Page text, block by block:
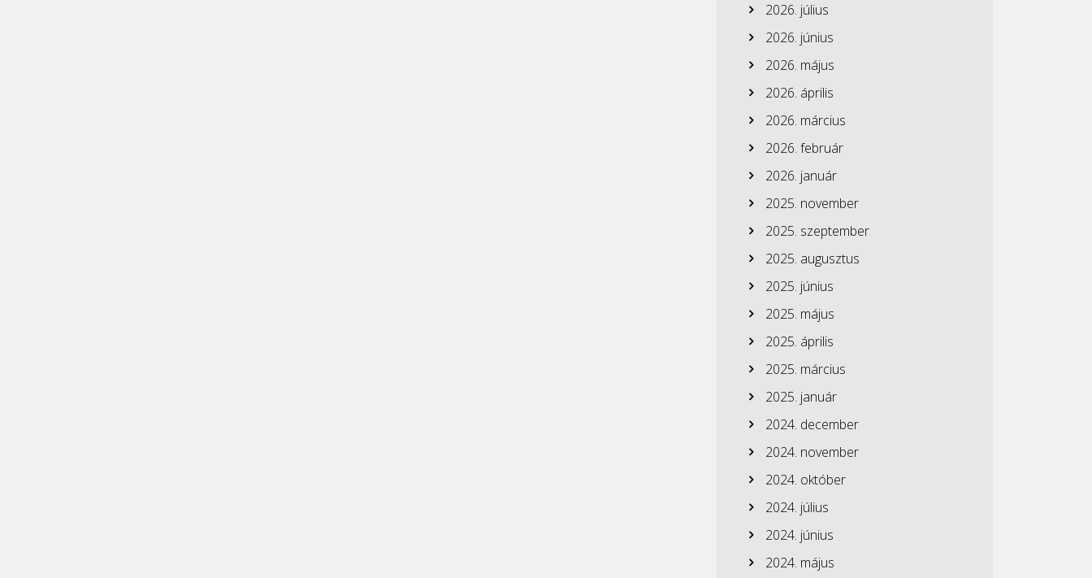
2026. július
2026. június
2026. május
2026. április
2026. március
2026. február
2026. január
2025. november
2025. szeptember
2025. augusztus
2025. június
2025. május
2025. április
2025. március
2025. január
2024. december
2024. november
2024. október
2024. július
2024. június
2024. május